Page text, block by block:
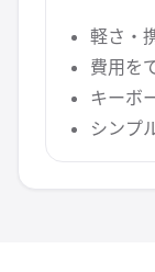
軽さ・
費用を
キーボ
シンプ